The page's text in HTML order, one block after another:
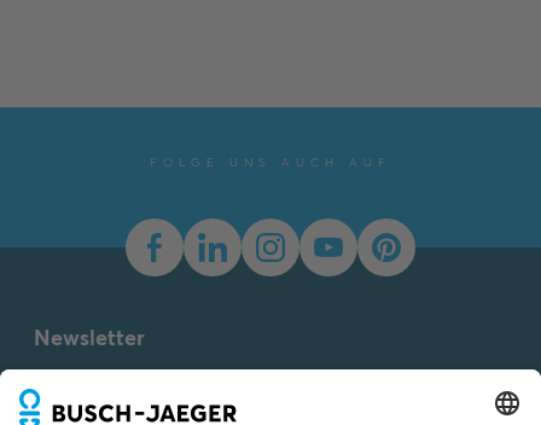
FOLGE UNS AUCH AUF
Newsletter
verpassen? Einfach Newsletter abonnieren und immer auf